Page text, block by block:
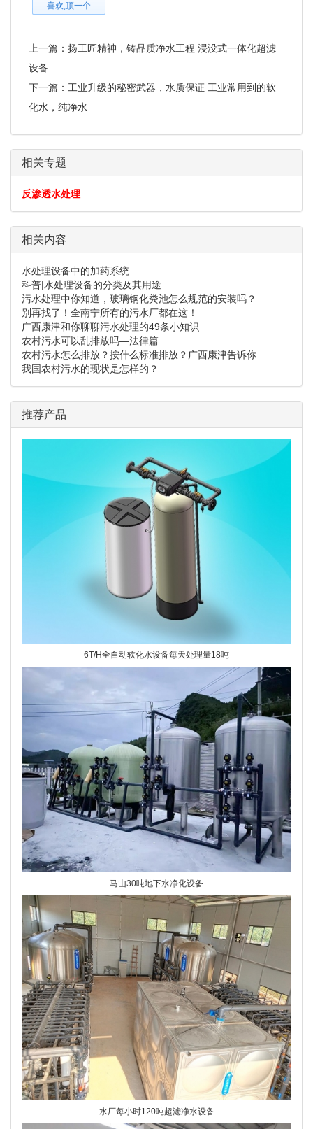
喜欢,顶一个
上一篇： 扬工匠精神，铸品质净水工程 浸没式一体化超滤
设备
下一篇： 工业升级的秘密武器，水质保证 工业常用到的软
化水，纯净水
相关专题
反渗透水处理
相关内容
水处理设备中的加药系统
科普|水处理设备的分类及其用途
污水处理中你知道，玻璃钢化粪池怎么规范的安装吗？
别再找了！全南宁所有的污水厂都在这！
广西康津和你聊聊污水处理的49条小知识
农村污水可以乱排放吗—法律篇
农村污水怎么排放？按什么标准排放？广西康津告诉你
我国农村污水的现状是怎样的？
推荐产品
6T/H全自动软化水设备每天处理量18吨
马山30吨地下水净化设备
水厂每小时120吨超滤净水设备